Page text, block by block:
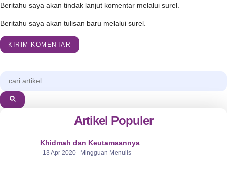
Beritahu saya akan tindak lanjut komentar melalui surel.
Beritahu saya akan tulisan baru melalui surel.
Artikel Populer
Khidmah dan Keutamaannya
13 Apr 2020 Mingguan Menulis